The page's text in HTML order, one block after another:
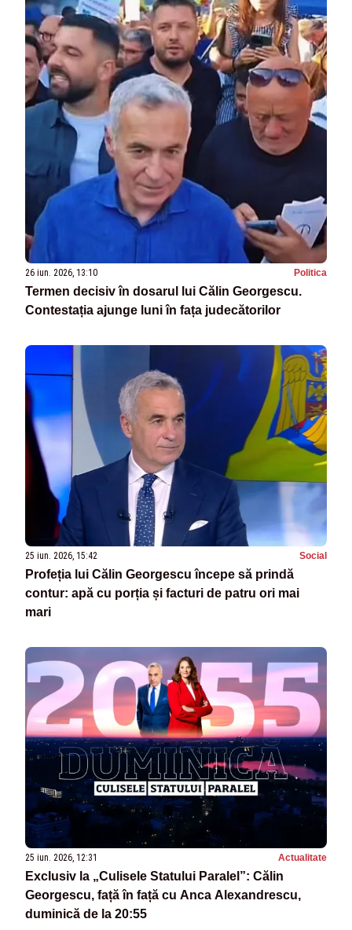
26 iun. 2026, 13:10 Politica
Termen decisiv în dosarul lui Călin Georgescu.
Contestația ajunge luni în fața judecătorilor
25 iun. 2026, 15:42 Social
Profeția lui Călin Georgescu începe să prindă
contur: apă cu porția și facturi de patru ori mai
mari
25 iun. 2026, 12:31 Actualitate
Exclusiv la „Culisele Statului Paralel”: Călin
Georgescu, față în față cu Anca Alexandrescu,
duminică de la 20:55